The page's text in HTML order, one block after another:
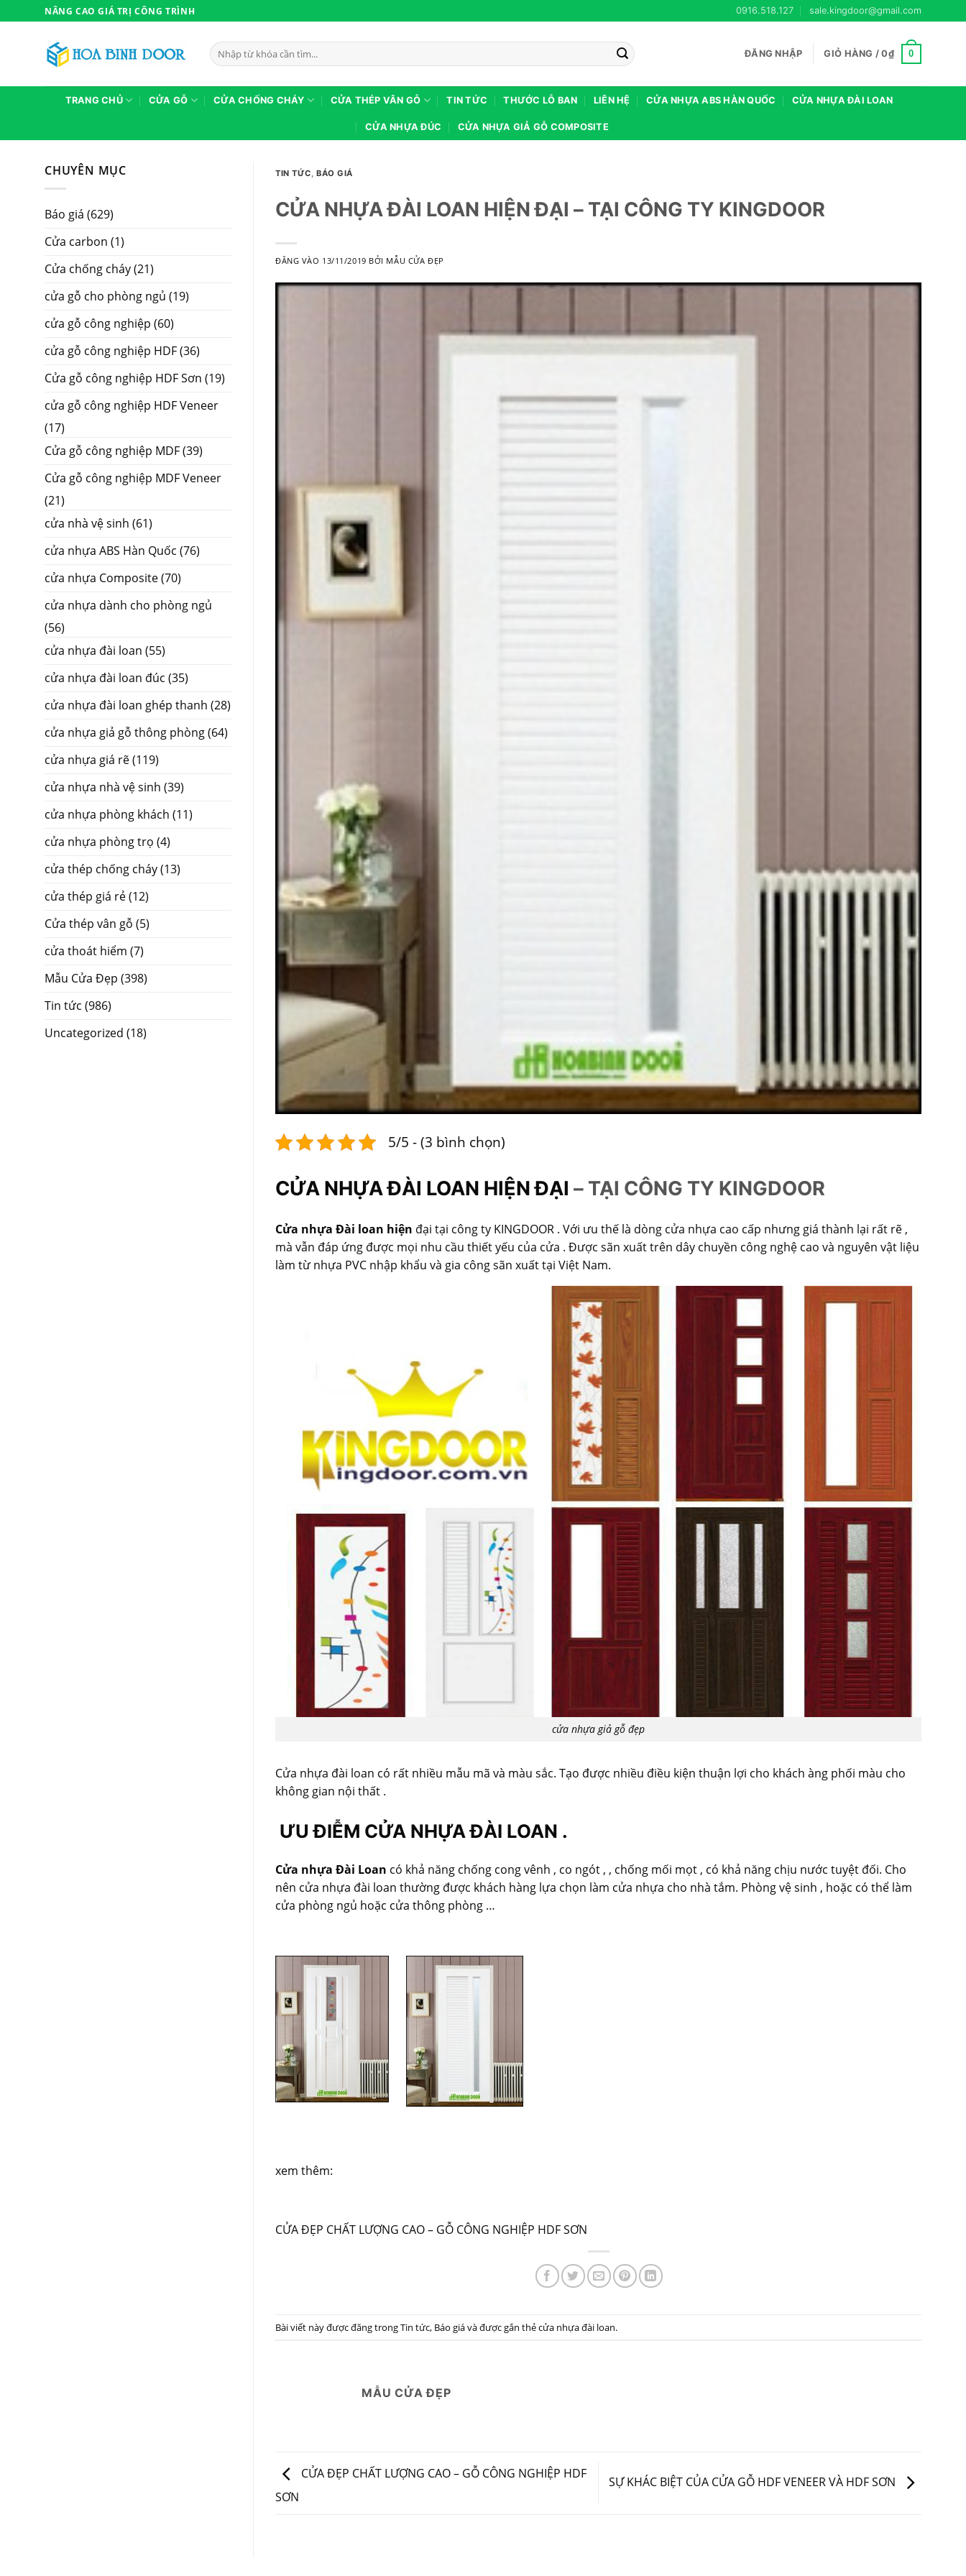
qua
NÂNG CAO GIÁ TRỊ CÔNG TRÌNH 0916.518.127 sale.kingdoor@gmail.com
Tìm
kiếm:
ĐĂNG NHẬP GIỎ HÀNG /0₫ 0
TRANG CHỦ CỬA GỖ CỬA CHỐNG CHÁY CỬA THÉP VÂN GỖ TIN TỨC THƯỚC LỖ BAN LIÊN HỆ CỬA NHỰA ABS HÀN QUỐC CỬA NHỰA ĐÀI LOAN
CỬA NHỰA ĐÚC CỬA NHỰA GIẢ GỖ COMPOSITE
CHUYÊN MỤC
Báo giá (629)
Cửa carbon (1)
Cửa chống cháy(21)
cửa gỗ cho phòng ngủ (19)
cửa gỗ công nghiệp (60)
cửa gỗ công nghiệp HDF(36)
Cửa gỗ công nghiệp HDF Sơn (19)
cửa gỗ công nghiệp HDF Veneer
(17)
Cửa gỗ công nghiệp MDF(39)
Cửa gỗ công nghiệp MDF Veneer
(21)
cửa nhà vệ sinh (61)
cửa nhựa ABS Hàn Quốc (76)
cửa nhựa Composite(70)
cửa nhựa dành cho phòng ngủ
(56)
cửa nhựa đài loan (55)
cửa nhựa đài loan đúc (35)
cửa nhựa đài loan ghép thanh (28)
cửa nhựa giả gỗ thông phòng(64)
cửa nhựa giá rẽ(119)
cửa nhựa nhà vệ sinh (39)
cửa nhựa phòng khách (11)
cửa nhựa phòng trọ (4)
cửa thép chống cháy(13)
cửa thép giá rẻ(12)
Cửa thép vân gỗ (5)
cửa thoát hiểm (7)
Mẫu Cửa Đẹp (398)
Tin tức (986)
Uncategorized (18)
TIN TỨC,BÁO GIÁ
CỬA NHỰA ĐÀI LOAN HIỆN ĐẠI – TẠI CÔNG TY KINGDOOR
ĐĂNG VÀO 13/11/2019 BỞI MẪU CỬA ĐẸP
5/5 - (3 bình chọn)
CỬA NHỰA ĐÀI LOAN HIỆN ĐẠI – TẠI CÔNG TY KINGDOOR
Cửa nhựa Đài loan hiện đại tại công ty KINGDOOR . Với ưu thế là dòng cửa nhựa cao cấp nhưng giá thành lại rất rẽ ,
mà vẫn đáp ứng được mọi nhu cầu thiết yếu của cửa . Được sãn xuất trên dây chuyền công nghệ cao và nguyên vật liệu
làm từ nhựa PVC nhập khẩu và gia công sãn xuất tại Việt Nam.
cửa nhựa giả gỗ đẹp
Cửa nhựa đài loan có rất nhiều mẫu mã và màu sắc. Tạo được nhiều điều kiện thuận lợi cho khách àng phối màu cho
không gian nội thất .
ƯU ĐIỄM CỬA NHỰA ĐÀI LOAN .
Cửa nhựa Đài Loan có khả năng chống cong vênh , co ngót , , chống mối mọt , có khả năng chịu nước tuyệt đối. Cho
nên cửa nhựa đài loan thường được khách hàng lựa chọn làm cửa nhựa cho nhà tắm. Phòng vệ sinh , hoặc có thể làm
cửa phòng ngủ hoặc cửa thông phòng …
xem thêm:
CỬA ĐẸP CHẤT LƯỢNG CAO – GỖ CÔNG NGHIỆP HDF SƠN
Bài viết này được đăng trongTin tức, Báo giávà được gắn thẻcửa nhựa đài loan.
MẪU CỬA ĐẸP
CỬA ĐẸP CHẤT LƯỢNG CAO – GỖ CÔNG NGHIỆP HDF
SƠN
SỰ KHÁC BIỆT CỦA CỬA GỖ HDF VENEER VÀ HDF SƠN